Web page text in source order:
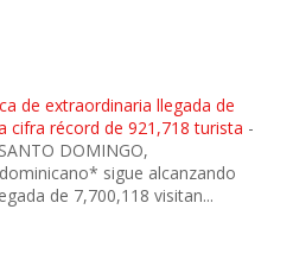
de extraordinaria llegada de
cifra récord de 921,718 turista -
DOMINGO,
sigue alcanzando
de 7,700,118 visitan...